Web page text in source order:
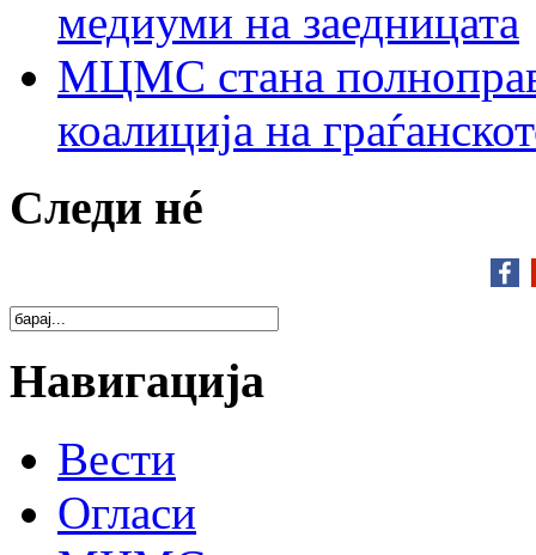
медиуми на заедницата
МЦМС стана
коалиција на
Следи нé
Навигација
Вести
Огласи